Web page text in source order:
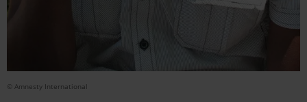
© Amnesty International